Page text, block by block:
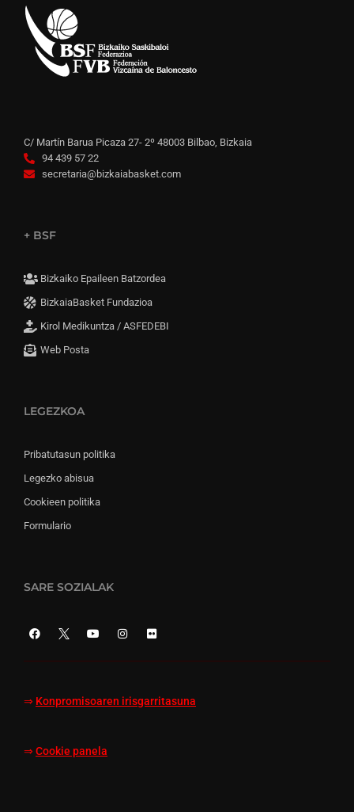
C/ Martín Barua Picaza 27- 2º 48003 Bilbao, Bizkaia
94 439 57 22
secretaria@bizkaiabasket.com
+ BSF
Bizkaiko Epaileen Batzordea
BizkaiaBasket Fundazioa
Kirol Medikuntza / ASFEDEBI
Web Posta
LEGEZKOA
Pribatutasun politika
Legezko abisua
Cookieen politika
Formulario
SARE SOZIALAK
⇒ Konpromisoaren irisgarritasuna
⇒ Cookie panela